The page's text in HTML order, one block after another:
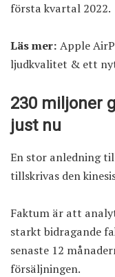
första kvartal 2022.
Läs mer: Apple
ljudkvalitet & ett
230 miljoner
just nu
En stor anledning
tillskrivas den
Faktum är att
starkt bidragande
senaste 12
försäljningen.